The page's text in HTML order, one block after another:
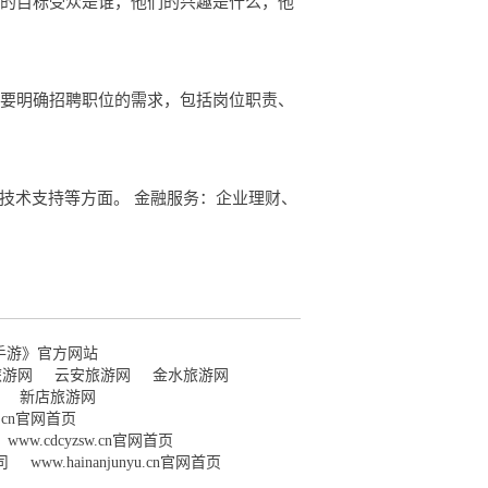
明确招聘职位的需求，包括岗位职责、
支持等方面。 金融服务：企业理财、
游》官方网站
网
云安旅游网
金水旅游网
新店旅游网
官网首页
www.cdcyzsw.cn官网首页
www.hainanjunyu.cn官网首页